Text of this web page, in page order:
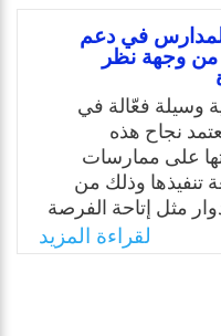
في دعم
من وجهة نظر
وسيلة فعّالة في
نجاح هذه
على ممارسات
تنفيذها وذلك من
مثل إتاحة الفرصة
وتقاسم
دراسات سابقة ذات
لقراءة المزيد